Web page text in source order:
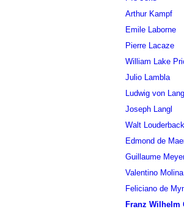
Arthur Kampf
Emile Laborne
Pierre Lacaze
William Lake
Julio Lambla
Ludwig von
Joseph Langl
Walt Louderback
Edmond de
Guillaume
Valentino Molina
Feliciano de
Franz Wilhelm